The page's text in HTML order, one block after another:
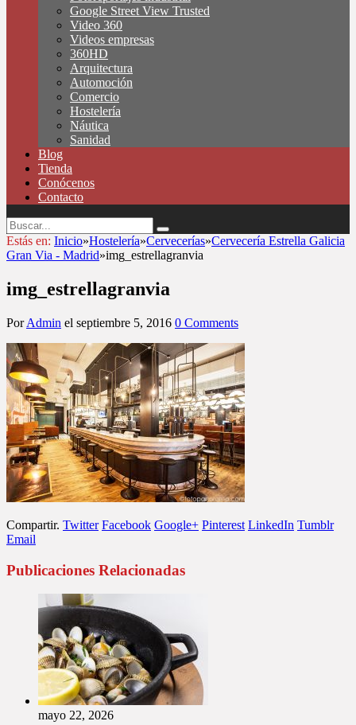
Google Street View Trusted
Video 360
Videos empresas
360HD
Arquitectura
Automoción
Comercio
Hostelería
Náutica
Sanidad
Blog
Tienda
Conócenos
Contacto
Estás en: Inicio»Hostelería»Cervecerías»Cervecería Estrella Galicia
Gran Via - Madrid»img_estrellagranvia
img_estrellagranvia
PorAdmin el septiembre 5, 2016 0 Comments
Compartir. Twitter Facebook Google+ Pinterest LinkedIn Tumblr
Email
Publicaciones Relacionadas
mayo 22, 2026